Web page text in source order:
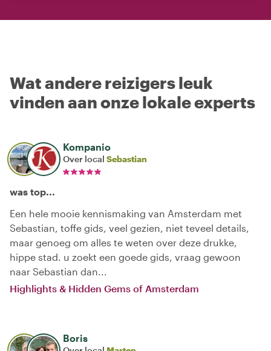
Wat andere reizigers leuk
vinden aan onze lokale experts
Kompanio
Over local Sebastian
was top...
Een hele mooie kennismaking van Amsterdam met
Sebastian, toffe gids, veel gezien, niet teveel details,
maar genoeg om alles te weten over deze drukke,
hippe stad. u zoekt een goede gids, vraag gewoon
naar Sebastian dan...
Highlights & Hidden Gems of Amsterdam
Boris